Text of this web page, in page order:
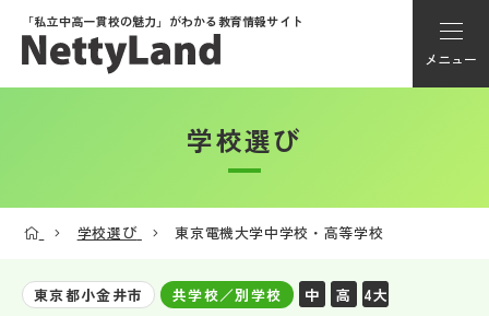
「私立中高一貫校の魅力」がわかる教育情報サイト
メニュー
アカウント登録
学校選び
学校選び 東京電機大学中学校・高等学校
東京都小金井市 共学校／別学校 中 高 4大